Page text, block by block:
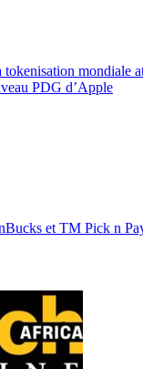
tokenisation mondiale
PDG d’Apple
et TM Pick n